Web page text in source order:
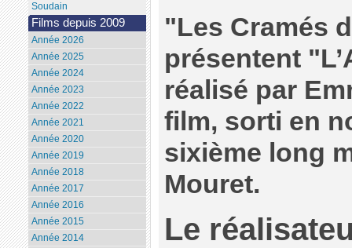
"Les Cramés
présentent
réalisé par
film, sorti en
sixième long
Mouret.
Le
Soudain
Films depuis 2009
Année 2026
Année 2025
Année 2024
Année 2023
Année 2022
Année 2021
Année 2020
Année 2019
Année 2018
Année 2017
Année 2016
Année 2015
Année 2014